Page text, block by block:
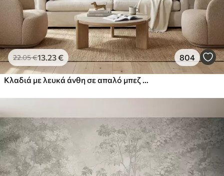
22.05€13 .23€ 804